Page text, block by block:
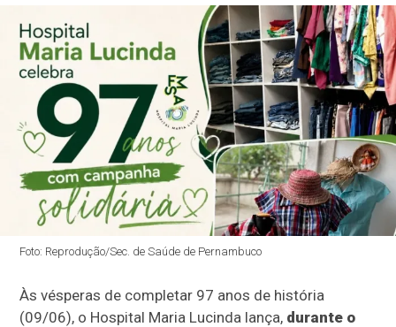
Foto: Reprodução/Sec. de Saúde de Pernambuco
Às vésperas de completar 97 anos de história
(09/06), o Hospital Maria Lucinda lança, durante o